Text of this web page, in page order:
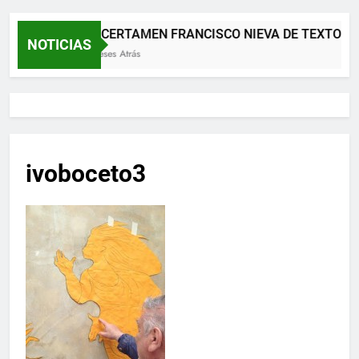
NOTICIAS
XII CERTAMEN FRANCISCO NIEVA DE TEXTOS
2 Meses Atrás
ivoboceto3